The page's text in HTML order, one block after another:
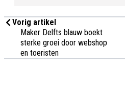
Vorig artikel
Maker Delfts blauw boekt
sterke groei door webshop
en toeristen